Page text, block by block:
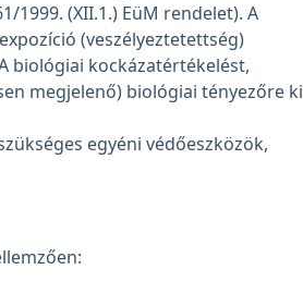
(XII.1.) EüM rendelet). A
(veszélyeztetettség)
biológiai kockázatértékelést,
megjelenő) biológiai tényezőre ki
egyéni védőeszközök,